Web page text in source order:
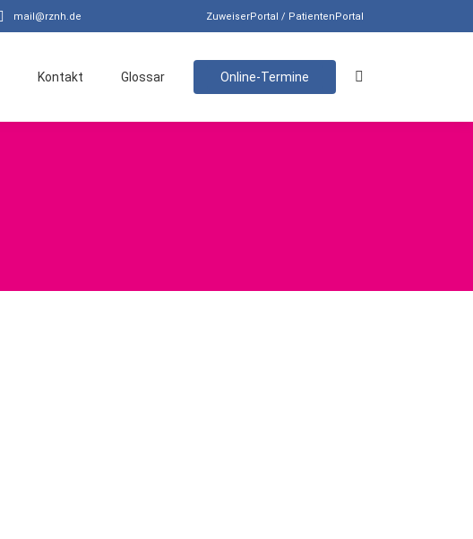
mail@rznh.de ZuweiserPortal / PatientenPortal
Kontakt Glossar Online-Termine Search: